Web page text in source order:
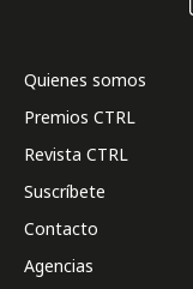
Quienes somos
Premios CTRL
Revista CTRL
Suscríbete
Contacto
Agencias